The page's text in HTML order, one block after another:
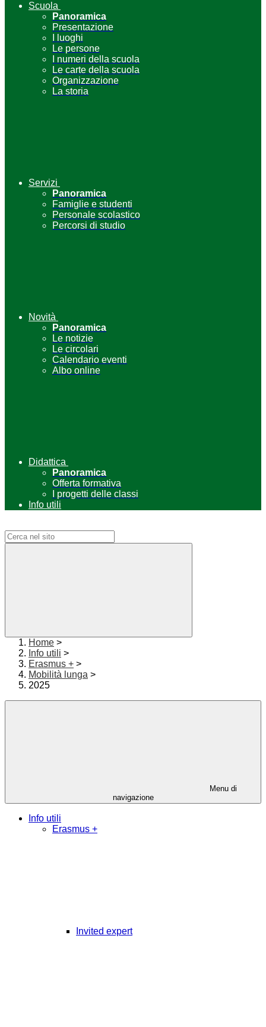
Scuola
Panoramica
Presentazione
I luoghi
Le persone
I numeri della scuola
Le carte della scuola
Organizzazione
La storia
Servizi
Panoramica
Famiglie e studenti
Personale scolastico
Percorsi di studio
Novità
Panoramica
Le notizie
Le circolari
Calendario eventi
Albo online
Didattica
Panoramica
Offerta formativa
I progetti delle classi
Info utili
Home >
Info utili >
Erasmus + >
Mobilità lunga >
2025
Menu di
navigazione
Info utili
Erasmus +
Invited expert